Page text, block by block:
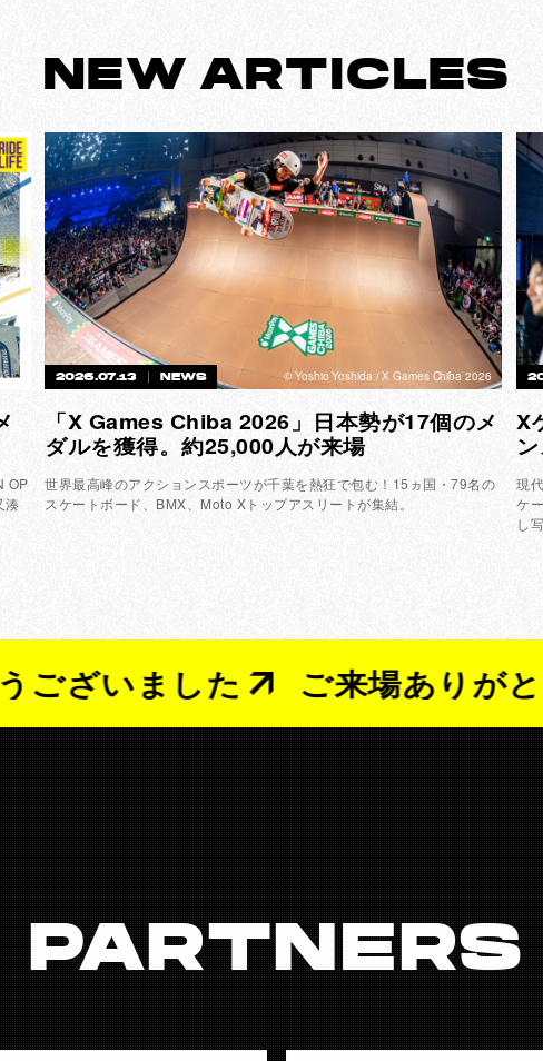
NEW ARTICLES
OP
湊
2026.07.13 NEWS ©︎ Yoshio Yoshida / X Games Chiba 2026
「X Games Chiba 2026」日本勢が17個のメ
ダルを獲得。約25,000人が来場
世界最高峰のアクションスポーツが千葉を熱狂で包む！15ヵ国・79名の
スケートボード、BMX、Moto Xトップアスリートが集結。
X
現
ケ
し
ました ご来場ありがとうご
PARTNERS